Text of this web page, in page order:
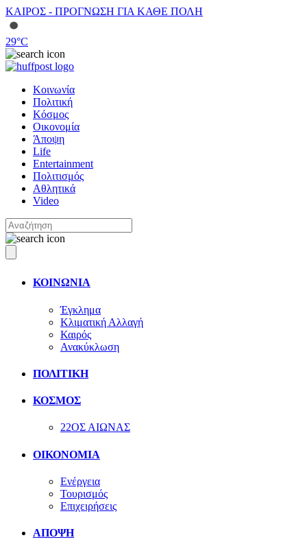
ΚΑΙΡΟΣ - ΠΡΟΓΝΩΣΗ ΓΙΑ ΚΑΘΕ ΠΟΛΗ
29°C
Κοινωνία
Πολιτική
Κόσμος
Οικονομία
Άποψη
Life
Entertainment
Πολιτισμός
Αθλητικά
Video
ΚΟΙΝΩΝΙΑ
Έγκλημα
Κλιματική Αλλαγή
Καιρός
Ανακύκλωση
ΠΟΛΙΤΙΚΗ
ΚΟΣΜΟΣ
22ΟΣ ΑΙΩΝΑΣ
ΟΙΚΟΝΟΜΙΑ
Ενέργεια
Τουρισμός
Επιχειρήσεις
ΑΠΟΨΗ